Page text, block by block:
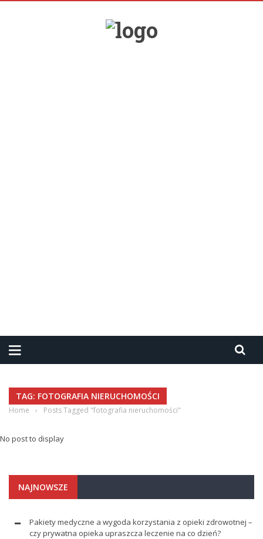
TAG: FOTOGRAFIA NIERUCHOMOŚCI
Home › Posts Tagged "fotografia nieruchomości"
No post to display
NAJNOWSZE
Pakiety medyczne a wygoda korzystania z opieki zdrowotnej –
czy prywatna opieka upraszcza leczenie na co dzień?